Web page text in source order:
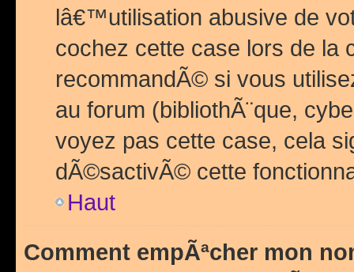
lâ€™utilisation abusive de
cochez cette case lors de
recommandÃ© si vous
au forum (bibliothÃ¨que,
voyez pas cette case, cela
dÃ©sactivÃ© cette
Haut
Comment empÃªcher mon